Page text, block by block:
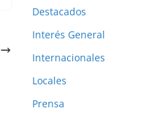
Destacados
Interés General
Internacionales
Locales
Prensa